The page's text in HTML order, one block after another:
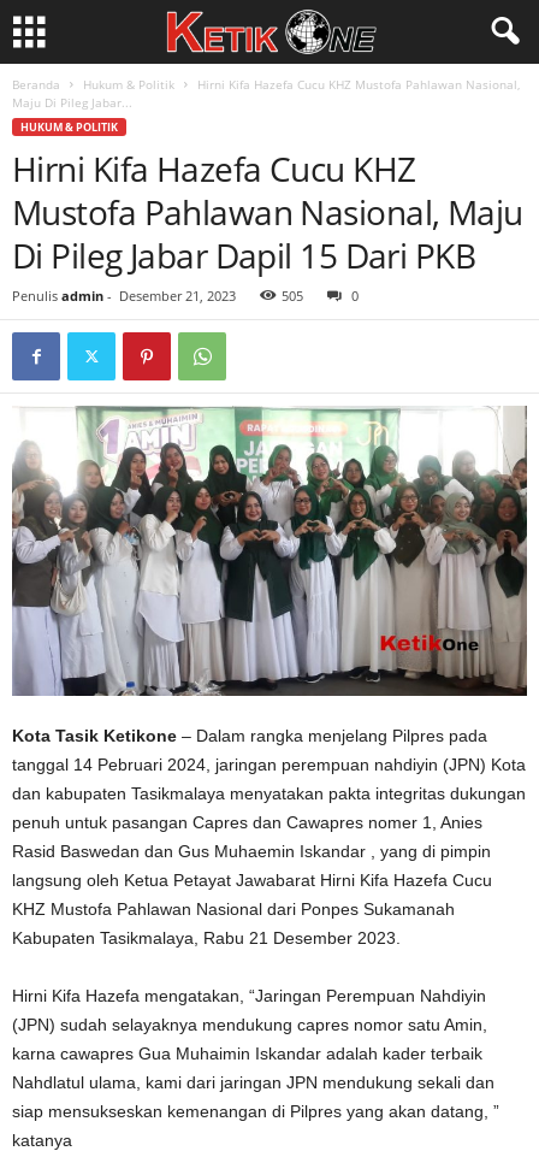
Beranda Hukum & Politik
Hirni Kifa Hazefa Cucu KHZ Mustofa Pahlawan Nasional,
Maju Di Pileg Jabar...
HUKUM & POLITIK
Hirni Kifa Hazefa Cucu KHZ
Mustofa Pahlawan Nasional, Maju
Di Pileg Jabar Dapil 15 Dari PKB
Penulis admin - Desember 21, 2023 505 0
Kota Tasik Ketikone – Dalam rangka menjelang Pilpres pada
tanggal 14 Pebruari 2024, jaringan perempuan nahdiyin (JPN) Kota
dan kabupaten Tasikmalaya menyatakan pakta integritas dukungan
penuh untuk pasangan Capres dan Cawapres nomer 1, Anies
Rasid Baswedan dan Gus Muhaemin Iskandar , yang di pimpin
langsung oleh Ketua Petayat Jawabarat Hirni Kifa Hazefa Cucu
KHZ Mustofa Pahlawan Nasional dari Ponpes Sukamanah
Kabupaten Tasikmalaya, Rabu 21 Desember 2023.
Hirni Kifa Hazefa mengatakan, “Jaringan Perempuan Nahdiyin
(JPN) sudah selayaknya mendukung capres nomor satu Amin,
karna cawapres Gua Muhaimin Iskandar adalah kader terbaik
Nahdlatul ulama, kami dari jaringan JPN mendukung sekali dan
siap mensukseskan kemenangan di Pilpres yang akan datang, ”
katanya